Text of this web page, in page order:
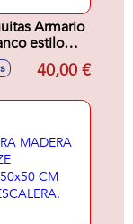
Armario
estilo
incluye
de bebé y
40,00 €